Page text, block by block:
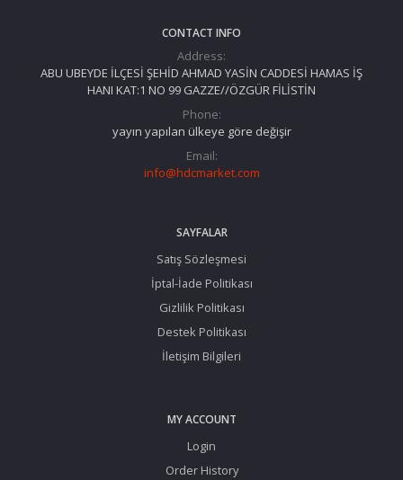
CONTACT INFO
Address:
ABU UBEYDE İLÇESİ ŞEHİD AHMAD YASİN CADDESİ HAMAS İŞ
HANI KAT:1 NO 99 GAZZE//ÖZGÜR FİLİSTİN
Phone:
yayın yapılan ülkeye göre değişir
Email:
info@hdcmarket.com
SAYFALAR
Satış Sözleşmesi
İptal-İade Politikası
Gizlilik Politikası
Destek Politikası
İletişim Bilgileri
MY ACCOUNT
Login
Order History